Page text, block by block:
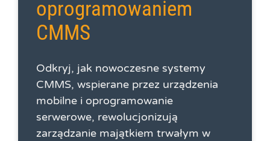
oprogramowaniem
CMMS
Odkryj, jak nowoczesne systemy
CMMS, wspierane przez urządzenia
mobilne i oprogramowanie
serwerowe, rewolucjonizują
zarządzanie majątkiem trwałym w